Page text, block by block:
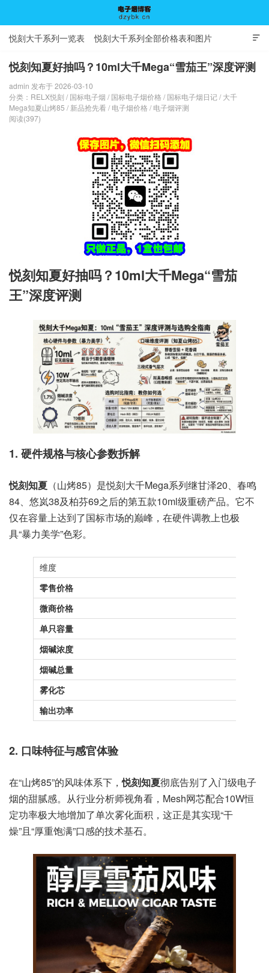
电子烟博客

悦刻大千系列一览表 悦刻大千系列全部价格表和图片
悦刻知夏好抽吗？10ml大千Mega“雪茄王”深度评测
admin 发布于 2026-03-10
分类： RELX悦刻 / 国标电子烟 / 国标电子烟价格 / 国标电子烟日记/ 大千
Mega知夏山烤85 / 新品抢先看/ 电子烟价格 / 电子烟评测
阅读(397)
悦刻知夏好抽吗？10ml大千Mega“雪茄
王”深度评测
1. 硬件规格与核心参数拆解
悦刻知夏 （山烤85）是悦刻大千Mega系列继甘泽20、春鸣
84、悠岚38及柏芬69之后的第五款10ml级重磅产品。它不
仅在容量上达到了国标市场的巅峰，在硬件调教上也极
具“暴力美学”色彩。
维度
零售价格
微商价格
单只容量
烟碱浓度
烟碱总量
雾化芯
输出功率
2. 口味特征与感官体验
在“山烤85”的风味体系下，悦刻知夏彻底告别了入门级电子
烟的甜腻感。从行业分析师视角看，Mesh网芯配合10W恒
定功率极大地增加了单次雾化面积，这正是其实现“干
燥”且“厚重饱满”口感的技术基石。